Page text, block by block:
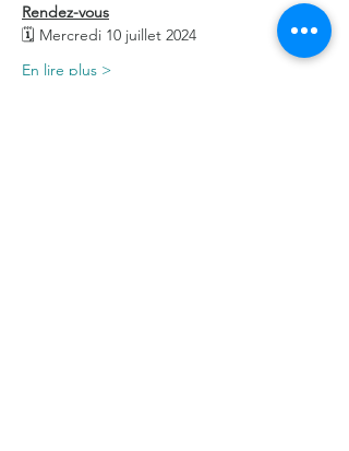
Rendez-vous
🗓 Mercredi 10 juillet 2024
En lire plus >